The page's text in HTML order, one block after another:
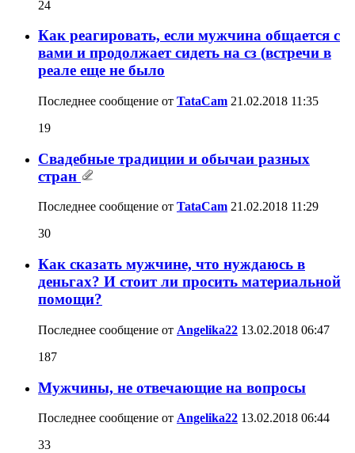
24
Как реагировать, если мужчина общается с
вами и продолжает сидеть на сз (встречи в
реале еще не было
Последнее сообщение от TataCam 21.02.2018 11:35
19
Свадебные традиции и обычаи разных
стран
Последнее сообщение от TataCam 21.02.2018 11:29
30
Как сказать мужчине, что нуждаюсь в
деньгах? И стоит ли просить материальной
помощи?
Последнее сообщение от Angelika22 13.02.2018 06:47
187
Мужчины, не отвечающие на вопросы
Последнее сообщение от Angelika22 13.02.2018 06:44
33